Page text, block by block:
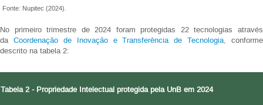
Fonte: Nupitec (2024).
No primeiro trimestre de 2024 foram protegidas 22 tecnologias através
da Coordenação de Inovação e Transferência de Tecnologia, conforme
descrito na tabela 2:
Tabela 2 - Propriedade Intelectual protegida pela UnB em 2024